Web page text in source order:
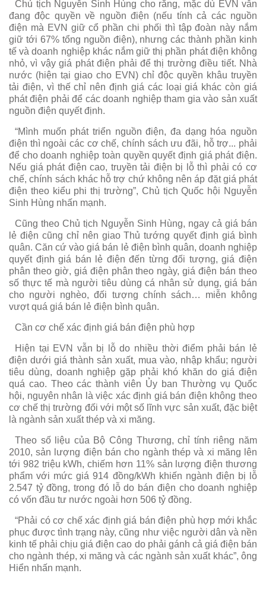
Chủ tịch Nguyễn Sinh Hùng cho rằng, mặc dù EVN vẫn
đang độc quyền về nguồn điện (nếu tính cả các nguồn
điện mà EVN giữ cổ phần chi phối thì tập đoàn này nắm
giữ tới 67% tổng nguồn điện), nhưng các thành phần kinh
tế và doanh nghiệp khác nắm giữ thị phần phát điện không
nhỏ, vì vậy giá phát điện phải để thị trường điều tiết. Nhà
nước (hiện tại giao cho EVN) chỉ độc quyền khâu truyền
tải điện, vì thế chỉ nên định giá các loại giá khác còn giá
phát điện phải để các doanh nghiệp tham gia vào sản xuất
nguồn điện quyết định.
“Mình muốn phát triển nguồn điện, đa dạng hóa nguồn
điện thì ngoài các cơ chế, chính sách ưu đãi, hỗ trợ... phải
để cho doanh nghiệp toàn quyền quyết định giá phát điện.
Nếu giá phát điện cao, truyền tải điện bị lỗ thì phải có cơ
chế, chính sách khác hỗ trợ chứ không nên áp đặt giá phát
điện theo kiểu phi thị trường”, Chủ tịch Quốc hội Nguyễn
Sinh Hùng nhấn mạnh.
Cũng theo Chủ tịch Nguyễn Sinh Hùng, ngay cả giá bán
lẻ điện cũng chỉ nên giao Thủ tướng quyết định giá bình
quân. Căn cứ vào giá bán lẻ điện bình quân, doanh nghiệp
quyết định giá bán lẻ điện đến từng đối tượng, giá điện
phân theo giờ, giá điện phân theo ngày, giá điện bán theo
số thực tế mà người tiêu dùng cá nhân sử dụng, giá bán
cho người nghèo, đối tượng chính sách… miễn không
vượt quá giá bán lẻ điện bình quân.
Cần cơ chế xác định giá bán điện phù hợp
Hiện tại EVN vẫn bị lỗ do nhiều thời điểm phải bán lẻ
điện dưới giá thành sản xuất, mua vào, nhập khẩu; người
tiêu dùng, doanh nghiệp gặp phải khó khăn do giá điện
quá cao. Theo các thành viên Ủy ban Thường vụ Quốc
hội, nguyên nhân là việc xác định giá bán điện không theo
cơ chế thị trường đối với một số lĩnh vực sản xuất, đặc biệt
là ngành sản xuất thép và xi măng.
Theo số liệu của Bộ Công Thương, chỉ tính riêng năm
2010, sản lượng điện bán cho ngành thép và xi măng lên
tới 982 triệu kWh, chiếm hơn 11% sản lượng điện thương
phẩm với mức giá 914 đồng/kWh khiến ngành điện bị lỗ
2.547 tỷ đồng, trong đó lỗ do bán điện cho doanh nghiệp
có vốn đầu tư nước ngoài hơn 506 tỷ đồng.
“Phải có cơ chế xác định giá bán điện phù hợp mới khắc
phục được tình trạng này, cũng như việc người dân và nền
kinh tế phải chịu giá điện cao do phải gánh cả giá điện bán
cho ngành thép, xi măng và các ngành sản xuất khác”, ông
Hiển nhấn mạnh.